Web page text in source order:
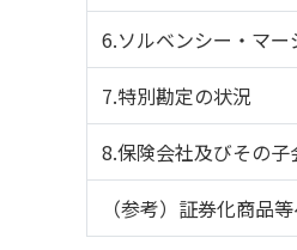
6.ソルベンシー・マー
7.特別勘定の状況
8.保険会社及びその子
（参考）証券化商品